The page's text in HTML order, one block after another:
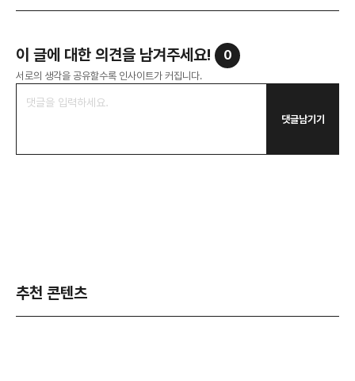
이 글에 대한 의견을 남겨주세요! 0
서로의 생각을 공유할수록 인사이트가 커집니다.
댓글남기기
추천 콘텐츠